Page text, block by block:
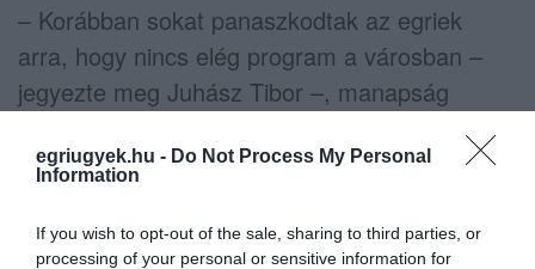
egriugyek.hu - Do Not Process My Personal
Information
If you wish to opt-out of the sale, sharing to third parties, or
processing of your personal or sensitive information for
– Korábban sokat panaszkodtak az egriek
arra, hogy nincs elég program a városban –
jegyezte meg Juhász Tibor –, manapság
azonban sokkal jellemzőbb, hogy ember nincs,
aki a koncertekre eljárjon. Számomra inkább
események közül választani tudjak.